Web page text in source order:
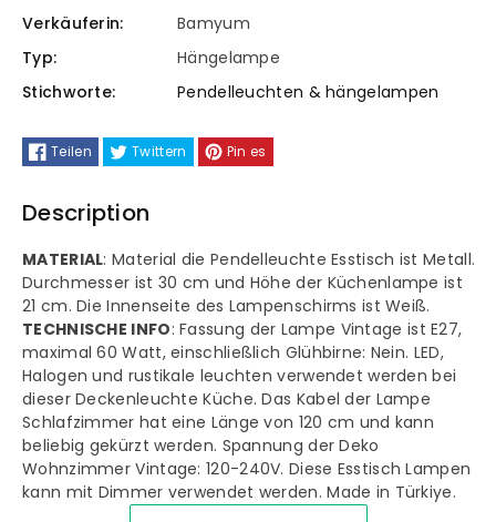
Bamyum
Yimpi
Hängelampe
Vintage
Industrial
Bamyum
Yimpi
Hängelampe
Vintage
Industrial
Verkäuferin:
Bamyum
Typ:
Hängelampe
Stichworte:
Pendelleuchten & hängelampen
Teilen Twittern Pin es
Description
MATERIAL: Material die Pendelleuchte Esstisch ist Metall.
Durchmesser ist 30 cm und Höhe der Küchenlampe ist
21 cm. Die Innenseite des Lampenschirms ist Weiß.
TECHNISCHE INFO: Fassung der Lampe Vintage ist E27,
maximal 60 Watt, einschließlich Glühbirne: Nein. LED,
Halogen und rustikale leuchten verwendet werden bei
dieser Deckenleuchte Küche. Das Kabel der Lampe
Schlafzimmer hat eine Länge von 120 cm und kann
beliebig gekürzt werden. Spannung der Deko
Wohnzimmer Vintage: 120-240V. Diese Esstisch Lampen
kann mit Dimmer verwendet werden. Made in Türkiye.